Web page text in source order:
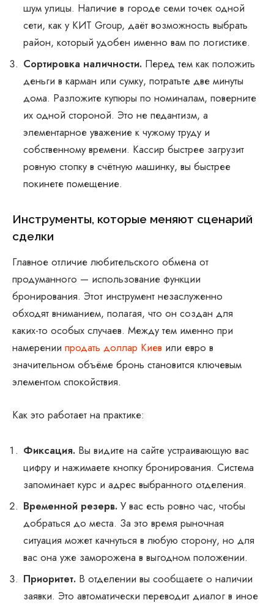
шум улицы. Наличие в городе семи точек одной
сети, как у КИТ Group, даёт возможность выбрать
район, который удобен именно вам по логистике.
Сортировка наличности. Перед тем как положить
деньги в карман или сумку, потратьте две минуты
дома. Разложите купюры по номиналам, поверните
их одной стороной. Это не педантизм, а
элементарное уважение к чужому труду и
собственному времени. Кассир быстрее загрузит
ровную стопку в счётную машинку, вы быстрее
покинете помещение.
Инструменты, которые меняют сценарий
сделки
Главное отличие любительского обмена от
продуманного — использование функции
бронирования. Этот инструмент незаслуженно
обходят вниманием, полагая, что он создан для
каких-то особых случаев. Между тем именно при
намерении продать доллар Киев или евро в
значительном объёме бронь становится ключевым
элементом спокойствия.
Как это работает на практике:
Фиксация. Вы видите на сайте устраивающую вас
цифру и нажимаете кнопку бронирования. Система
запоминает курс и адрес выбранного отделения.
Временной резерв. У вас есть ровно час, чтобы
добраться до места. За это время рыночная
ситуация может качнуться в любую сторону, но для
вас она уже заморожена в выгодном положении.
Приоритет. В отделении вы сообщаете о наличии
заявки. Это автоматически переводит диалог в иное